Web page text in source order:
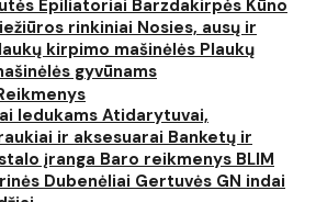
Epiliatoriai Barzdakirpės Kūno
rinkiniai Nosies, ausų ir
kirpimo mašinėlės Plaukų
gyvūnams
ledukams Atidarytuvai,
ir aksesuarai Banketų ir
įranga Baro reikmenys BLIM
Dubenėliai Gertuvės GN indai